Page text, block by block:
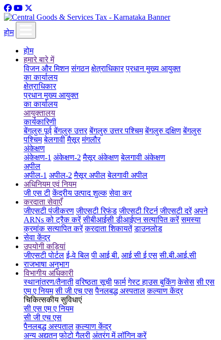
होम
होम
हमारे बारे में
विजन और मिशन संगठन क्षेत्राधिकार प्रधान मुख्य आयुक्त
का कार्यालय
क्षेत्राधिकार
प्रधान मुख्य आयुक्त
का कार्यालय
आयुक्तालय
कार्यकारिणी
बेंगलुरु पूर्व बेंगलुरु उत्तर बेंगलुरु उत्तर पश्चिम बेंगलुरु दक्षिण बेंगलुरु
पश्चिम बेलगावी मैसूर मंगलौर
अंकेक्षण
अंकेक्षण-1 अंकेक्षण-2 मैसूर अंकेक्षण बेलगावी अंकेक्षण
अपील
अपील-1 अपील-2 मैसूर अपील बेलगावी अपील
अधिनियम एवं नियम
जी एस टी केंद्रीय उत्पाद शुल्क सेवा कर
करदाता सेवाएँ
जीएसटी पंजीकरण जीएसटी रिफंड जीएसटी रिटर्न जीएसटी दरें अपने
ARNs को ट्रैक करें सीबीआईसी डीआईएन सत्यापित करें समस्या
क्रमांक सत्यापित करें करदाता शिकायतें डाउनलोड
सेवा केंद्र
उपयोगी कड़ियां
जीएसटी पोर्टल ई-वे बिल पी आई बी. आई सी ई एस सी.बी.आई.सी
राजभाषा अनुभाग
विभागीय अधिकारी
स्थानांतरण/तैनाती वरिष्ठता सूची फार्म गेस्ट हाउस बुकिंग केसेस सी एस
एम ए नियम सी जी एच एस पैनलबद्ध अस्पताल कल्याण केंद्र
चिकित्सकीय सुविधाएं
सी एस एम ए नियम
सी जी एच एस
पैनलबद्ध अस्पताल कल्याण केंद्र
अन्य अद्यतन फोटो गैलरी अंतरंग में लॉगिन करें